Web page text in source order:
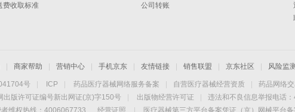
费收取标准
公司转账
商家帮助 营销中心 手机京东 友情链接 销售联盟 京东社区 风险监测
号 ICP 药品医疗器械网络服务备案 自营医疗器械经营资质 药品网络
出版许可证编号新出网证(京)字150号
出版物经营许可证
违法和不良信息举报电话
维权热线：4006067733 经营证照 医疗器械第三方平台备案凭证（京）网械平台